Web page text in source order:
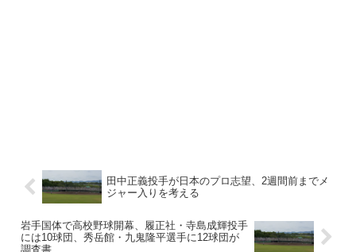
田中正義投手が日本のプロ志望、2週間前までメ
ジャー入りを考える
岩手国体で高校野球開幕、履正社・寺島成輝投手
には10球団、秀岳館・九鬼隆平選手に12球団が
調査書